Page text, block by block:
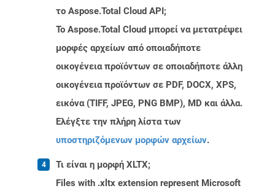
το Aspose.Total Cloud API;
Το Aspose.Total Cloud μπορεί να μετατρέψει
μορφές αρχείων από οποιαδήποτε
οικογένεια προϊόντων σε οποιαδήποτε άλλη
οικογένεια προϊόντων σε PDF, DOCX, XPS,
εικόνα (TIFF, JPEG, PNG BMP), MD και άλλα.
Ελέγξτε την πλήρη λίστα των
υποστηριζόμενων μορφών αρχείων.
Τι είναι η μορφή XLTX;
Files with .xltx extension represent Microsoft